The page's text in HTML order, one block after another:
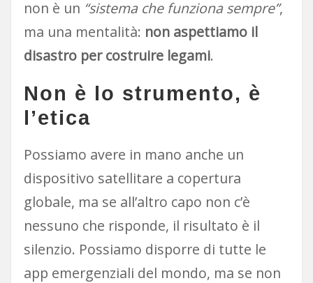
non è un “sistema che funziona sempre”,
ma una mentalità: non aspettiamo il
disastro per costruire legami.
Non è lo strumento, è
l’etica
Possiamo avere in mano anche un
dispositivo satellitare a copertura
globale, ma se all’altro capo non c’è
nessuno che risponde, il risultato è il
silenzio. Possiamo disporre di tutte le
app emergenziali del mondo, ma se non